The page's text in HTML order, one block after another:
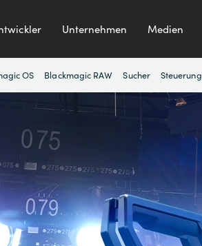
Unternehmen Medien
OS Blackmagic RAW Sucher Steuerung